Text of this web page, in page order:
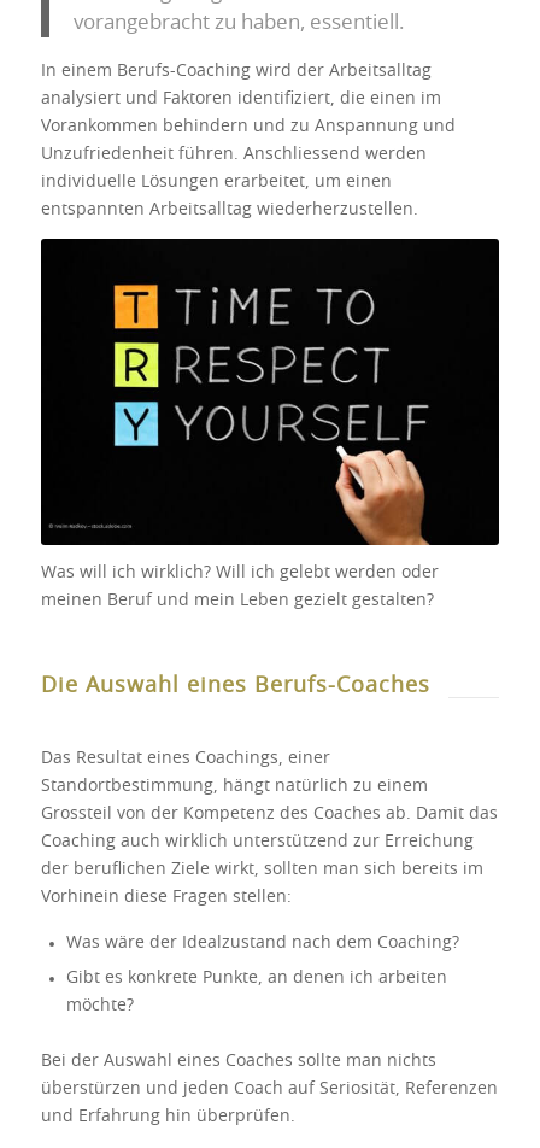
vorangebracht zu haben, essentiell.
In einem Berufs-Coaching wird der Arbeitsalltag
analysiert und Faktoren identifiziert, die einen im
Vorankommen behindern und zu Anspannung und
Unzufriedenheit führen. Anschliessend werden
individuelle Lösungen erarbeitet, um einen
entspannten Arbeitsalltag wiederherzustellen.
Was will ich wirklich? Will ich gelebt
werden oder meinen Beruf und mein
Leben gezielt gestalten?
Was will ich wirklich? Will ich gelebt werden oder
meinen Beruf und mein Leben gezielt gestalten?
Die Auswahl eines Berufs-Coaches
Das Resultat eines Coachings, einer
Standortbestimmung, hängt natürlich zu einem
Grossteil von der Kompetenz des Coaches ab. Damit das
Coaching auch wirklich unterstützend zur Erreichung
der beruflichen Ziele wirkt, sollten man sich bereits im
Vorhinein diese Fragen stellen:
Was wäre der Idealzustand nach dem Coaching?
Gibt es konkrete Punkte, an denen ich arbeiten
möchte?
Bei der Auswahl eines Coaches sollte man nichts
überstürzen und jeden Coach auf Seriosität, Referenzen
und Erfahrung hin überprüfen.